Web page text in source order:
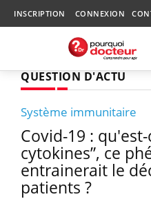
INSCRIPTION CONNEXION
QUESTION D'ACTU
Système immunitaire
Covid-19 : qu'est-
cytokines”, ce
entrainerait le
patients ?